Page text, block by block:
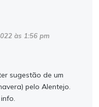
às 1:56 pm
sugestão de um
pelo Alentejo.